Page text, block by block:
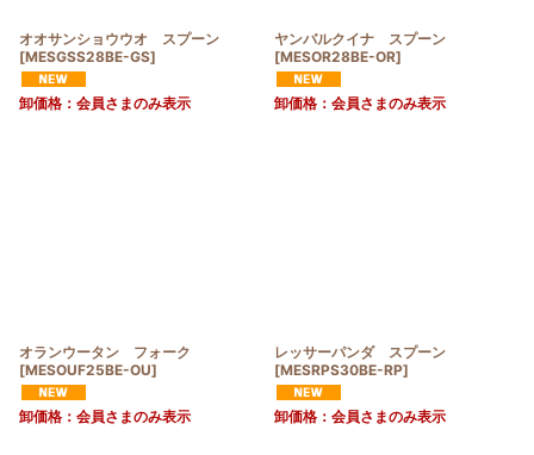
オオサンショウウオ スプーン
[MESGSS28BE-GS]
卸価格：会員さまのみ表示
ヤンバルクイナ スプーン
[MESOR28BE-OR]
卸価格：会員さまのみ表示
オランウータン フォーク
[MESOUF25BE-OU]
卸価格：会員さまのみ表示
レッサーパンダ スプーン
[MESRPS30BE-RP]
卸価格：会員さまのみ表示